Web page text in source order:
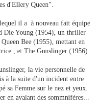
d'Ellery Queen".
il a à nouveau fait équipe
Die Young (1954), un thriller
Bee (1955), mettant en
, et The Gunslinger (1956).
la vie personnelle de
à la suite d'un incident entre
sa Femme sur le nez et yeux.
en avalant des sommnifères...